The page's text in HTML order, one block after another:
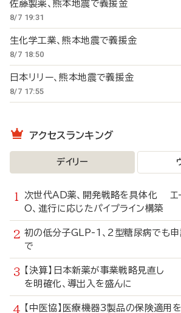
佐藤製薬、熊本地震で義援金
8/7 19:31
生化学工業、熊本地震で義援金
8/7 18:50
日本リリー、熊本地震で義援金
8/7 17:55
アクセスランキング
デイリー
次世代AD薬、開発戦略を具体化 エ
O、進行に応じたパイプライン構築
初の低分子GLP-1、2型糖尿病でも
で
【決算】日本新薬が事業戦略見直
を明確化、導出入を盛んに
【中医協】医療機器3製品の保険適